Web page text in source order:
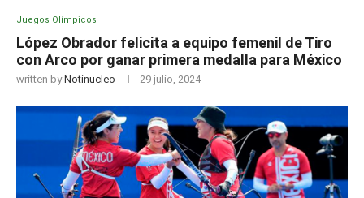
Juegos Olímpicos
López Obrador felicita a equipo femenil de Tiro
con Arco por ganar primera medalla para México
written byNotinucleo 29 julio, 2024